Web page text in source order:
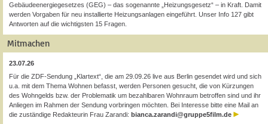
Gebäudeenergiegesetzes (GEG) – das sogenannte „Heizungsgesetz“ – in Kraft. Damit
werden Vorgaben für neu installierte Heizungsanlagen eingeführt. Unser Info 127 gibt
Antworten auf die wichtigsten 15 Fragen.
Mitmachen
23.07.26
Für die ZDF-Sendung „Klartext“, die am 29.09.26 live aus Berlin gesendet wird und sich
u.a. mit dem Thema Wohnen befasst, werden Personen gesucht, die von Kürzungen
des Wohngelds bzw. der Problematik um bezahlbaren Wohnraum betroffen sind und ihr
Anliegen im Rahmen der Sendung vorbringen möchten. Bei Interesse bitte eine Mail an
die zuständige Redakteurin Frau Zarandi: bianca.zarandi@gruppe5film.de